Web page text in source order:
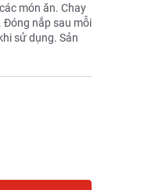
món ăn. Chay
Đóng nắp sau mỗi
sử dụng. Sản